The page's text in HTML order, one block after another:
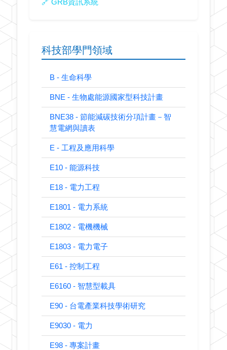
🔗 GRB資訊系統
科技部學門領域
B - 生命科學
BNE - 生物處能源國家型科技計畫
BNE38 - 節能減碳技術分項計畫－智
慧電網與讀表
E - 工程及應用科學
E10 - 能源科技
E18 - 電力工程
E1801 - 電力系統
E1802 - 電機機械
E1803 - 電力電子
E61 - 控制工程
E6160 - 智慧型載具
E90 - 台電產業科技學術研究
E9030 - 電力
E98 - 專案計畫